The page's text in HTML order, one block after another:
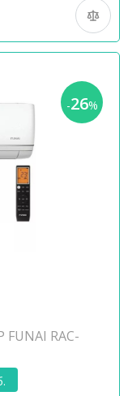
-26%
RAC-